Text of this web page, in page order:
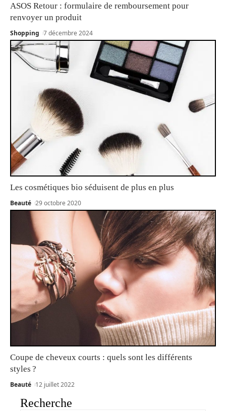
ASOS Retour : formulaire de remboursement pour
renvoyer un produit
Shopping 7 décembre 2024
Les cosmétiques bio séduisent de plus en plus
Beauté 29 octobre 2020
Coupe de cheveux courts : quels sont les différents
styles ?
Beauté 12 juillet 2022
Recherche